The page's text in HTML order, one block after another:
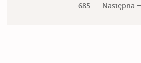
685 Następna